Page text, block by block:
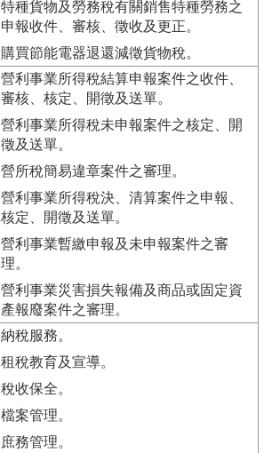
特種貨物及勞務稅有關銷售特種勞務之
申報收件、審核、徵收及更正。
購買節能電器退還減徵貨物稅。
營利事業所得稅結算申報案件之收件、
審核、核定、開徵及送單。
營利事業所得稅未申報案件之核定、開
徵及送單。
營所稅簡易違章案件之審理。
營利事業所得稅決、清算案件之申報、
核定、開徵及送單。
營利事業暫繳申報及未申報案件之審
理。
營利事業災害損失報備及商品或固定資
產報廢案件之審理。
納稅服務。
租稅教育及宣導。
稅收保全。
檔案管理。
庶務管理。